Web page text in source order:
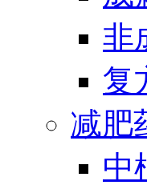
非
复
减肥
中